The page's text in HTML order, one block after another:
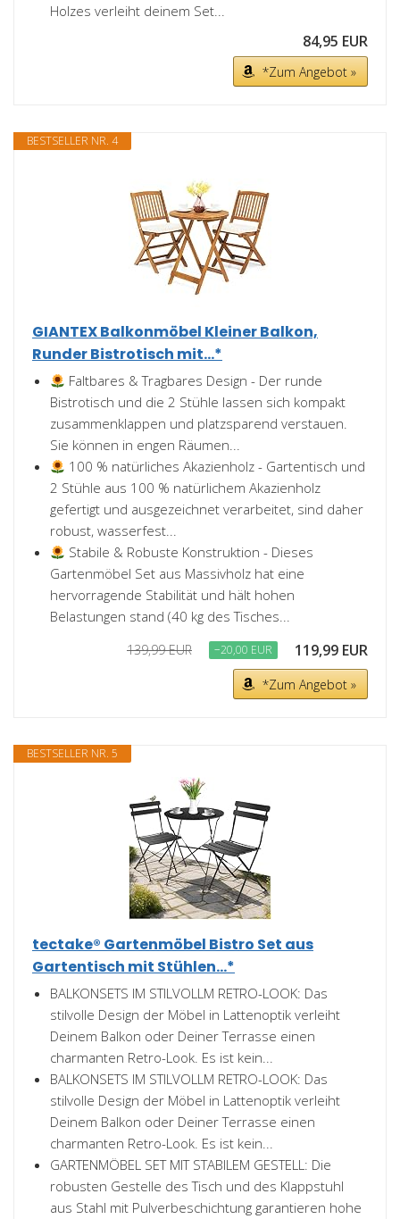
Holzes verleiht deinem Set...
84,95 EUR
*Zum Angebot »
BESTSELLER NR. 4
GIANTEX Balkonmöbel Kleiner Balkon,
Runder Bistrotisch mit...*
Faltbares & Tragbares Design - Der runde
Bistrotisch und die 2 Stühle lassen sich kompakt
zusammenklappen und platzsparend verstauen.
Sie können in engen Räumen...
100 % natürliches Akazienholz - Gartentisch und
2 Stühle aus 100 % natürlichem Akazienholz
gefertigt und ausgezeichnet verarbeitet, sind daher
robust, wasserfest...
Stabile & Robuste Konstruktion - Dieses
Gartenmöbel Set aus Massivholz hat eine
hervorragende Stabilität und hält hohen
Belastungen stand (40 kg des Tisches...
139,99 EUR −20,00 EUR 119,99 EUR
*Zum Angebot »
BESTSELLER NR. 5
tectake® Gartenmöbel Bistro Set aus
Gartentisch mit Stühlen...*
BALKONSETS IM STILVOLLM RETRO-LOOK: Das
stilvolle Design der Möbel in Lattenoptik verleiht
Deinem Balkon oder Deiner Terrasse einen
charmanten Retro-Look. Es ist kein...
BALKONSETS IM STILVOLLM RETRO-LOOK: Das
stilvolle Design der Möbel in Lattenoptik verleiht
Deinem Balkon oder Deiner Terrasse einen
charmanten Retro-Look. Es ist kein...
GARTENMÖBEL SET MIT STABILEM GESTELL: Die
robusten Gestelle des Tisch und des Klappstuhl
aus Stahl mit Pulverbeschichtung garantieren hohe